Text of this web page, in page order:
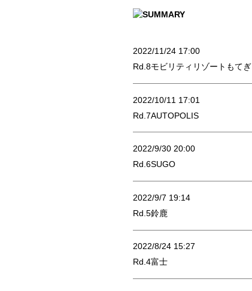
2022/11/24 17:00
Rd.8モビリティリゾートもてぎ
2022/10/11 17:01
Rd.7AUTOPOLIS
2022/9/30 20:00
Rd.6SUGO
2022/9/7 19:14
Rd.5鈴鹿
2022/8/24 15:27
Rd.4富士